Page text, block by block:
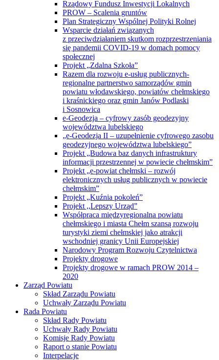
Rządowy Fundusz Inwestycji Lokalnych
PROW – Scalenia gruntów
Plan Strategiczny Wspólnej Polityki Rolnej
Wsparcie działań związanych
z przeciwdziałaniem skutkom rozprzestrzeniania
się pandemii COVID-19 w domach pomocy
społecznej
Projekt „Zdalna Szkoła”
Razem dla rozwoju e-usług publicznych-
regionalne partnerstwo samorządów gmin
powiatu włodawskiego, powiatów chełmskiego
i kraśnickiego oraz gmin Janów Podlaski
i Sosnowica
e-Geodezja – cyfrowy zasób geodezyjny
województwa lubelskiego
„e-Geodezja II – uzupełnienie cyfrowego zasobu
geodezyjnego województwa lubelskiego”
Projekt „Budowa baz danych infrastruktury
informacji przestrzennej w powiecie chełmskim”
Projekt „e-powiat chełmski – rozwój
elektronicznych usług publicznych w powiecie
chełmskim”
Projekt „Kuźnia pokoleń”
Projekt ,,Lepszy Urząd”
Współpraca międzyregionalna powiatu
chełmskiego i miasta Chełm szansą rozwoju
turystyki ziemi chełmskiej jako atrakcji
wschodniej granicy Unii Europejskiej
Narodowy Program Rozwoju Czytelnictwa
Projekty drogowe
Projekty drogowe w ramach PROW 2014 –
2020
Zarząd Powiatu
Skład Zarządu Powiatu
Uchwały Zarządu Powiatu
Rada Powiatu
Skład Rady Powiatu
Uchwały Rady Powiatu
Komisje Rady Powiatu
Raport o stanie Powiatu
Interpelacje